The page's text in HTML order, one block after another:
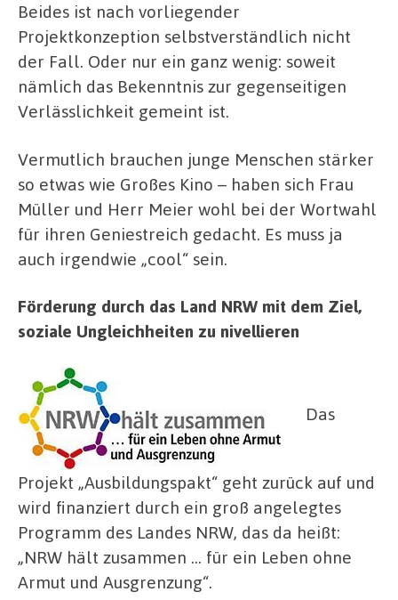
Beides ist nach vorliegender
Projektkonzeption selbstverständlich nicht
der Fall. Oder nur ein ganz wenig: soweit
nämlich das Bekenntnis zur gegenseitigen
Verlässlichkeit gemeint ist.
Vermutlich brauchen junge Menschen stärker
so etwas wie Großes Kino – haben sich Frau
Müller und Herr Meier wohl bei der Wortwahl
für ihren Geniestreich gedacht. Es muss ja
auch irgendwie „cool“ sein.
Förderung durch das Land NRW mit dem Ziel,
soziale Ungleichheiten zu nivellieren
Das
Projekt „Ausbildungspakt“ geht zurück auf und
wird finanziert durch ein groß angelegtes
Programm des Landes NRW, das da heißt:
„NRW hält zusammen … für ein Leben ohne
Armut und Ausgrenzung“.